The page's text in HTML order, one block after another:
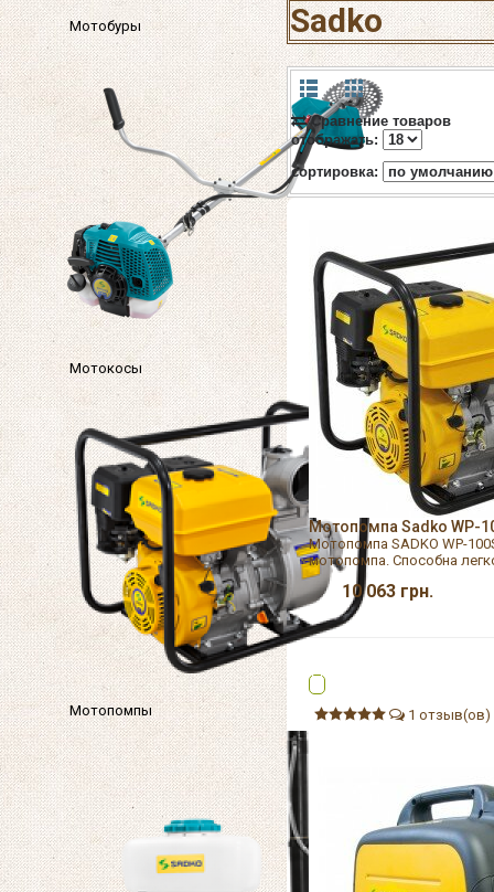
Мотобуры
Мотокосы
Мотопомпы
Sadko
Сравнение товаров
отображать:
cортировка:
Мотопомпа Sadko WP-
Мотопомпа SADKO WP-
мотопомпа. Способна
10 063 грн.
1 отзыв(ов)